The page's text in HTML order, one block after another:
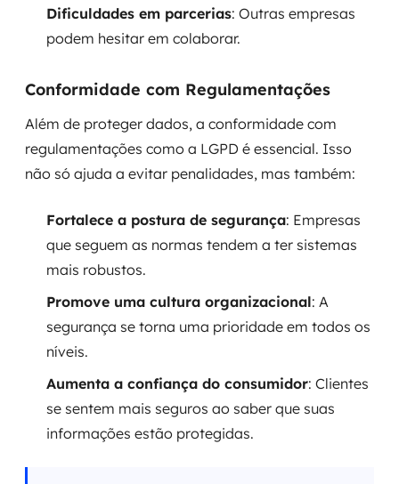
Dificuldades em parcerias: Outras empresas
podem hesitar em colaborar.
Conformidade com Regulamentações
Além de proteger dados, a conformidade com
regulamentações como a LGPD é essencial. Isso
não só ajuda a evitar penalidades, mas também:
Fortalece a postura de segurança: Empresas
que seguem as normas tendem a ter sistemas
mais robustos.
Promove uma cultura organizacional: A
segurança se torna uma prioridade em todos os
níveis.
Aumenta a confiança do consumidor: Clientes
se sentem mais seguros ao saber que suas
informações estão protegidas.